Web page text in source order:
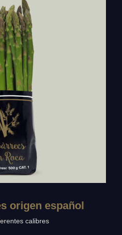
origen español
calibres